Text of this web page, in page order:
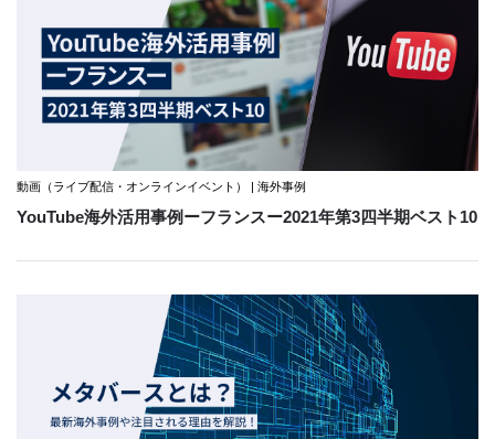
動画（ライブ配信・オンラインイベント） | 海外事例
YouTube海外活用事例ーフランスー2021年第3四半期ベスト10